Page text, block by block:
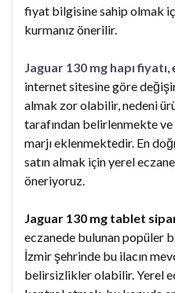
fiyat bilgisine sahip olmak
kurmanız önerilir.
Jaguar 130 mg hapı fiyatı,
internet sitesine göre
almak zor olabilir, nedeni
tarafından belirlenmekte
marjı eklenmektedir. En
satın almak için yerel
öneriyoruz.
Jaguar 130 mg tablet
eczanede bulunan popüler
İzmir şehrinde bu ilacın
belirsizlikler olabilir. Yerel